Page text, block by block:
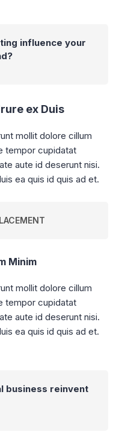
influence your
ex Duis
mollit dolore cillum
tempor cupidatat
aute id deserunt nisi.
ea quis id quis ad et.
Minim
mollit dolore cillum
tempor cupidatat
aute id deserunt nisi.
ea quis id quis ad et.
business reinvent